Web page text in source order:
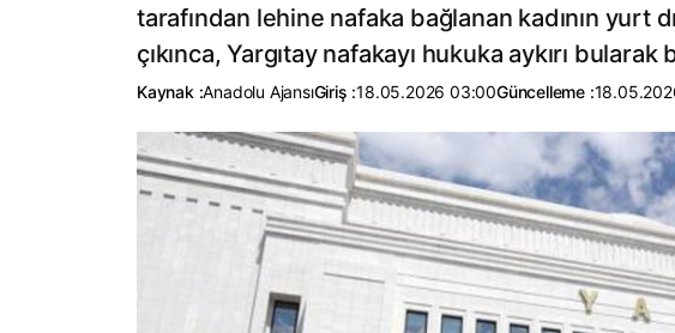
tarafından lehine nafaka bağlanan kadının yurt
çıkınca, Yargıtay nafakayı hukuka aykırı bularak
Kaynak :Anadolu AjansıGiriş :18.05.2026 03:00Güncelleme :